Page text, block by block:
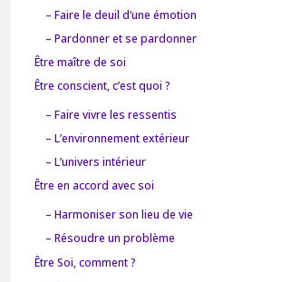
– Faire le deuil d’une émotion
– Pardonner et se pardonner
Être maître de soi
Être conscient, c’est quoi ?
– Faire vivre les ressentis
– L’environnement extérieur
– L’univers intérieur
Être en accord avec soi
– Harmoniser son lieu de vie
– Résoudre un problème
Être Soi, comment ?